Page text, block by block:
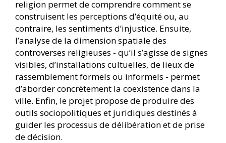
religion permet de comprendre comment se
construisent les perceptions d’équité ou, au
contraire, les sentiments d’injustice. Ensuite,
l’analyse de la dimension spatiale des
controverses religieuses - qu’il s’agisse de signes
visibles, d’installations cultuelles, de lieux de
rassemblement formels ou informels - permet
d’aborder concrètement la coexistence dans la
ville. Enfin, le projet propose de produire des
outils sociopolitiques et juridiques destinés à
guider les processus de délibération et de prise
de décision.